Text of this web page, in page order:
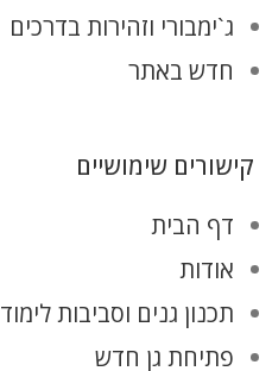
ג`ימבורי וזהירות בדרכים
חדש באתר
קישורים שימושיים
דף הבית
אודות
תכנון גנים וסביבות לימוד
פתיחת גן חדש